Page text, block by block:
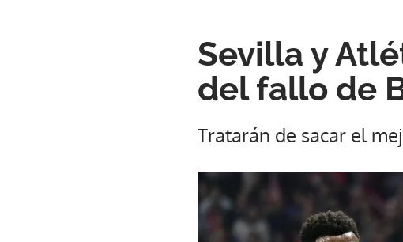
Sevilla y
del fallo de
Tratarán de sacar el